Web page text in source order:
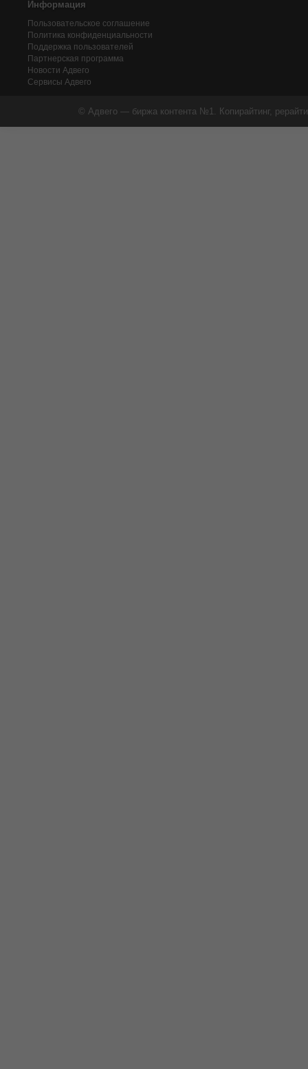
Информация
Пользовательское соглашение
Политика конфиденциальности
Поддержка пользователей
Партнерская программа
Новости Адвего
Сервисы Адвего
© Адвего — биржа контента №1. Копирайтинг,